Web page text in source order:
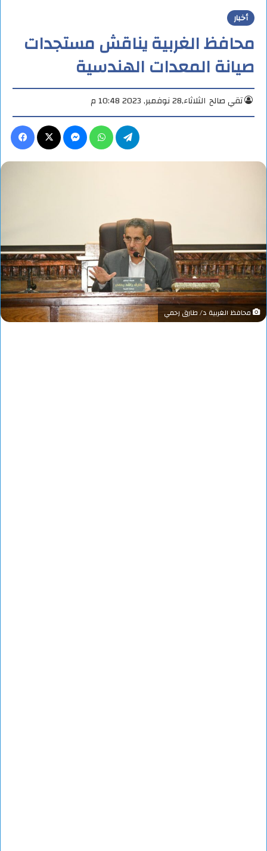
أخبار
محافظ الغربية يناقش مستجدات
صيانة المعدات الهندسية
تقي صالح الثلاثاء,28 نوفمبر, 2023 10:48 م
ماسنجر واتساب تيلقرام
محافظ الغربية د/ طارق رحمي